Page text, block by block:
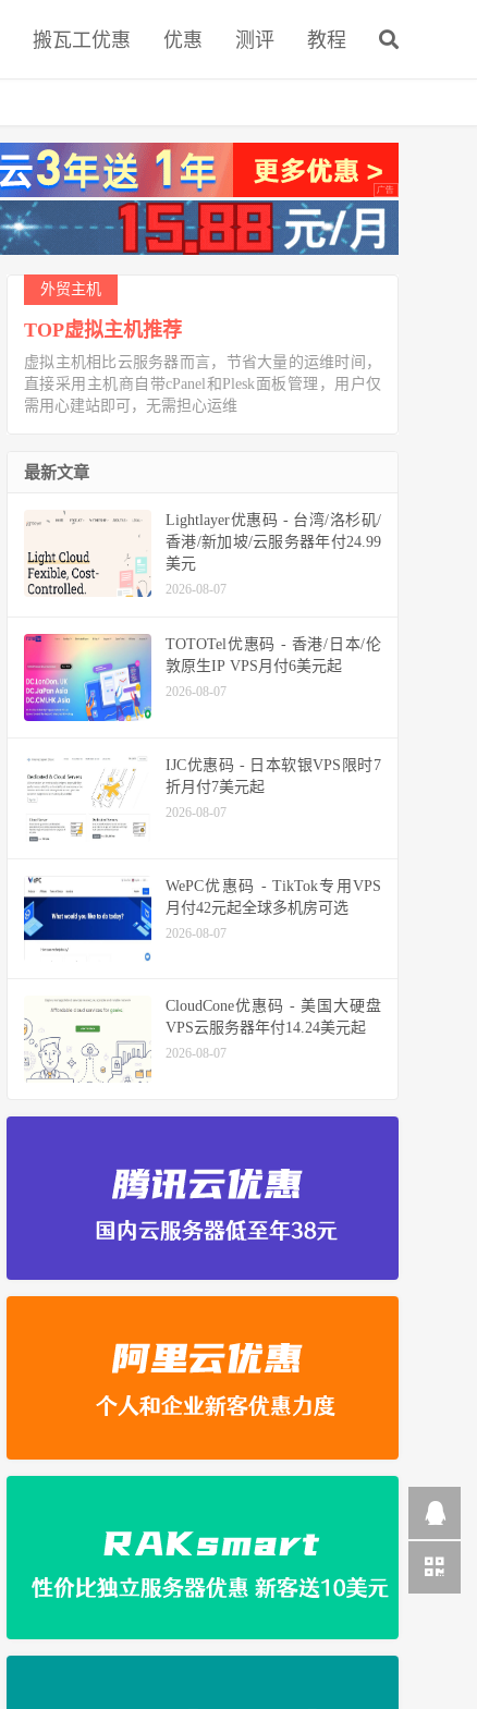
搬瓦工优惠 优惠 测评 教程
外贸主机
TOP虚拟主机推荐
虚拟主机相比云服务器而言，节省大量的运维时间，
直接采用主机商自带cPanel和Plesk面板管理，用户仅
需用心建站即可，无需担心运维
最新文章
Lightlayer优惠码 - 台湾/洛杉矶/
香港/新加坡/云服务器年付24.99
美元
2026-08-07
TOTOTel优惠码 - 香港/日本/伦
敦原生IP VPS月付6美元起
2026-08-07
IJC优惠码 - 日本软银VPS限时7
折月付7美元起
2026-08-07
WePC优惠码 - TikTok专用VPS
月付42元起全球多机房可选
2026-08-07
CloudCone优惠码 - 美国大硬盘
VPS云服务器年付14.24美元起
2026-08-07